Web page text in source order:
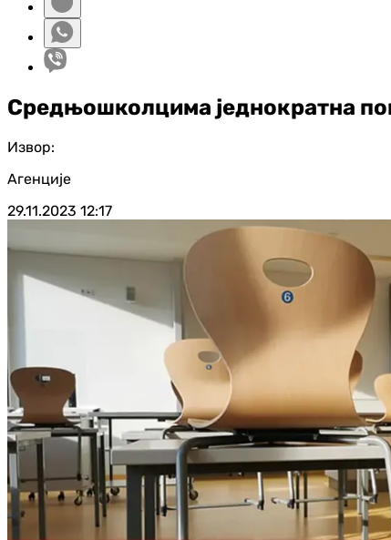
Средњошколцима једнократна
Извор:
Агенције
29.11.2023 12:17